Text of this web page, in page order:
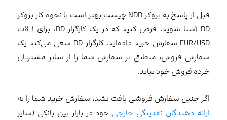
قبل از پاسخ به بروکر NDD چیست بهتر است با نحوه کار بروکر
DD آشنا شوید. فرض کنید که در یک کارگزار DD، برای ۱ لات
EUR/USD سفارش خرید داده‌اید. کارگزار DD سعی می‌کند یک
سفارش فروش، منطبق بر سفارش شما را از سایر مشتریان
خرده فروش خود بیابد.
اگر چنین سفارش فروشی یافت نشد، سفارش خرید شما را به
ارائه دهندگان نقدینگی خارجی خود در بازار بین بانکی (سایر